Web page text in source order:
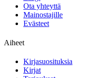
Ota yhteyttä
Mainostajille
Evästeet
Aiheet
Kirjasuosituksia
Kirjat